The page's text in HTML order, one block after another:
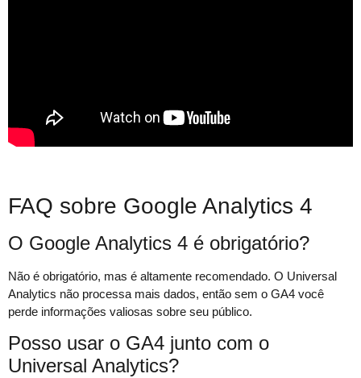
FAQ sobre Google Analytics 4
O Google Analytics 4 é obrigatório?
Não é obrigatório, mas é altamente recomendado. O Universal
Analytics não processa mais dados, então sem o GA4 você
perde informações valiosas sobre seu público.
Posso usar o GA4 junto com o
Universal Analytics?